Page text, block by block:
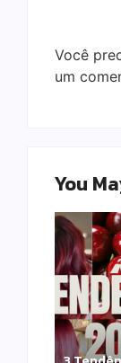
Você
um
You
Detox